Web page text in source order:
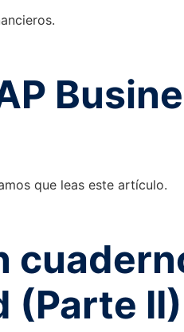
que leas este artículo.
(Parte II)